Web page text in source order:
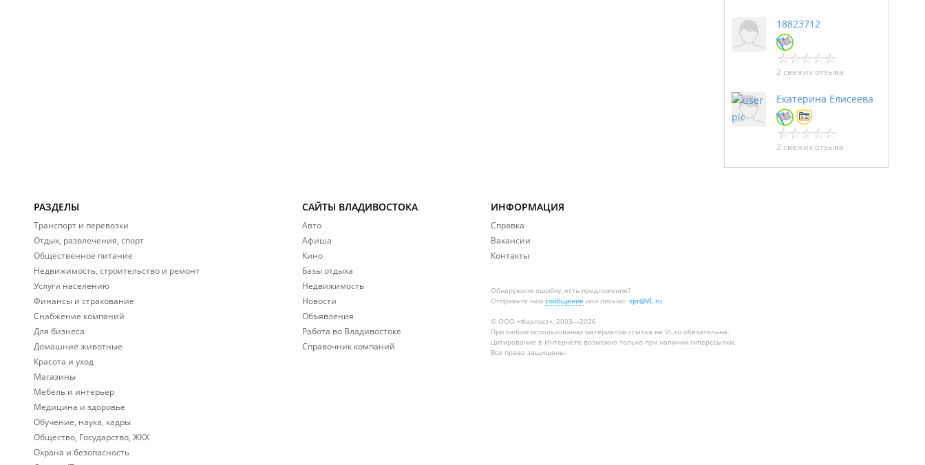
18823712
2 свежих отзыва
Екатерина Елисеева
2 свежих отзыва
РАЗДЕЛЫ
Транспорт и перевозки
Отдых, развлечения, спорт
Общественное питание
Недвижимость, строительство и ремонт
Услуги населению
Финансы и страхование
Снабжение компаний
Для бизнеса
Домашние животные
Красота и уход
Магазины
Мебель и интерьер
Медицина и здоровье
Обучение, наука, кадры
Общество, Государство, ЖКХ
Охрана и безопасность
САЙТЫ ВЛАДИВОСТОКА
Авто
Афиша
Кино
Базы отдыха
Недвижимость
Новости
Объявления
Работа во Владивостоке
Справочник компаний
ИНФОРМАЦИЯ
Справка
Вакансии
Контакты
Обнаружили ошибку, есть предложения?
Отправьте нам сообщение или письмо: spr@VL.ru
© ООО «Фарпост», 2003—2026
При любом использовании материалов ссылка на VL.ru обязательна.
Цитирование в Интернете возможно только при наличии гиперссылки.
Все права защищены.